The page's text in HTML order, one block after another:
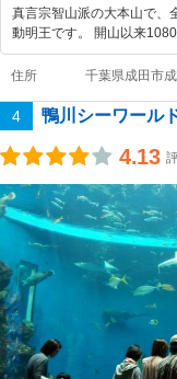
真言宗智山派の大本山で、
動明王です。 開山以来
住所 千葉県成田市
4 鴨川シーワール
4.13